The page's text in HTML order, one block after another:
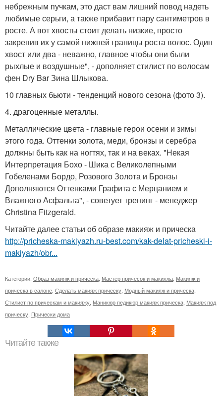
небрежным пучкам, это даст вам лишний повод надеть
любимые серьги, а также прибавит пару сантиметров в
росте. А вот хвосты стоит делать низкие, просто
закрепив их у самой нижней границы роста волос. Один
хвост или два - неважно, главное чтобы они были
рыхлые и воздушные", - дополняет стилист по волосам
фен Dry Bar Зина Шлыкова.
10 главных бьюти - тенденций нового сезона (фото 3).
4. драгоценные металлы.
Металлические цвета - главные герои осени и зимы
этого года. Оттенки золота, меди, бронзы и серебра
должны быть как на ногтях, так и на веках. "Некая
Интерпретация Бохо - Шика с Великолепными
Гобеленами Бордо, Розового Золота и Бронзы
Дополняются Оттенками Графита с Мерцанием и
Влажного Асфальта", - советует тренинг - менеджер
Christina Fitzgerald.
Читайте далее статьи об образе макияж и прическа
http://pricheska-makiyazh.ru-best.com/kak-delat-pricheski-i-
makiyazh/obr...
Категории: Образ макияж и прическа Мастер причесок и макияжа Макияж и
прическа в салоне Сделать макияж прическу Модный макияж и прическа
Стилист по прическам и макияжу Маникюр педикюр макияж прическа Макияж под
прическу Прически дома
Читайте также